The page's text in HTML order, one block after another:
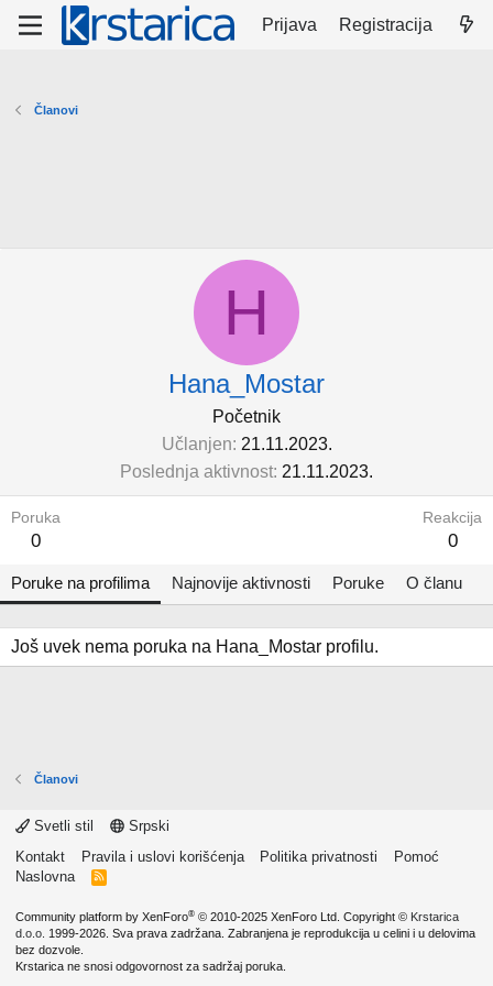
Prijava Registracija
Članovi
H
Hana_Mostar
Početnik
Učlanjen 21.11.2023.
Poslednja aktivnost 21.11.2023.
Poruka
0
Reakcija
0
Poruke na profilima Najnovije aktivnosti Poruke O članu
Još uvek nema poruka na Hana_Mostar profilu.
Članovi
Svetli stil
Srpski
Kontakt
Pravila i uslovi korišćenja Politika privatnosti
Pomoć
Naslovna
R
Community platform by XenForo® © 2010-2025 XenForo Ltd. Copyright © Krstarica
d.o.o. 1999-2026. Sva prava zadržana. Zabranjena je reprodukcija u celini i u delovima
bez dozvole.
Krstarica ne snosi odgovornost za sadržaj poruka.